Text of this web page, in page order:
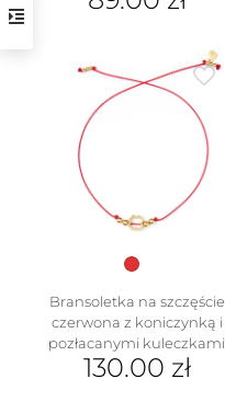
Bransoletka na szczęście
czerwona z koniczynką i
pozłacanymi kuleczkami
130.00 zł